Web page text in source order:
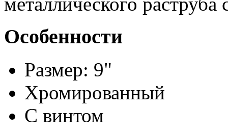
Особенности
Размер: 9"
Хромированный
С винтом